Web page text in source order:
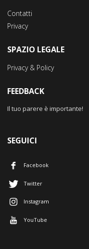
Contatti
Privacy
SPAZIO LEGALE
Privacy & Policy
FEEDBACK
Il tuo parere è importante!
SEGUICI
Facebook
Twitter
Instagram
YouTube